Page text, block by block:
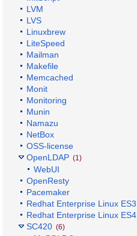
LVM
LVS
Linuxbrew
LiteSpeed
Mailman
Makefile
Memcached
Monit
Monitoring
Munin
Namazu
NetBox
OSS-license
OpenLDAP (1)
WebUI
OpenResty
Pacemaker
Redhat Enterprise Linux ES3
Redhat Enterprise Linux ES4
SC420 (6)